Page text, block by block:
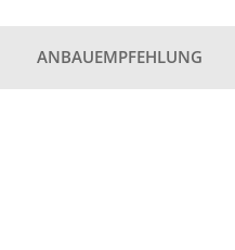
ANBAUEMPFEHLUNG